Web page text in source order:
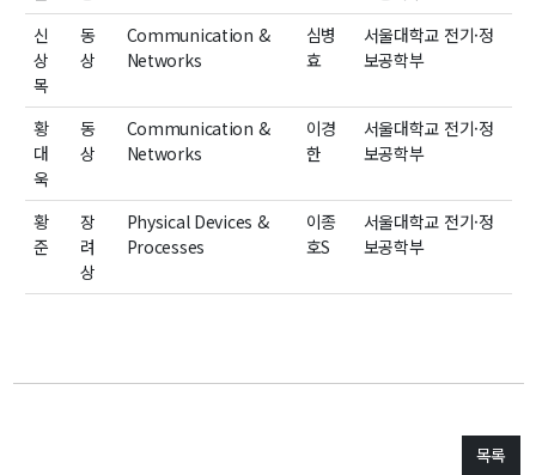
신
상
목
동
상
Communication &
Networks
심병
효
서울대학교 전기·정
보공학부
황
대
욱
동
상
Communication &
Networks
이경
한
서울대학교 전기·정
보공학부
황
준
장
려
상
Physical Devices &
Processes
이종
호S
서울대학교 전기·정
보공학부
목록